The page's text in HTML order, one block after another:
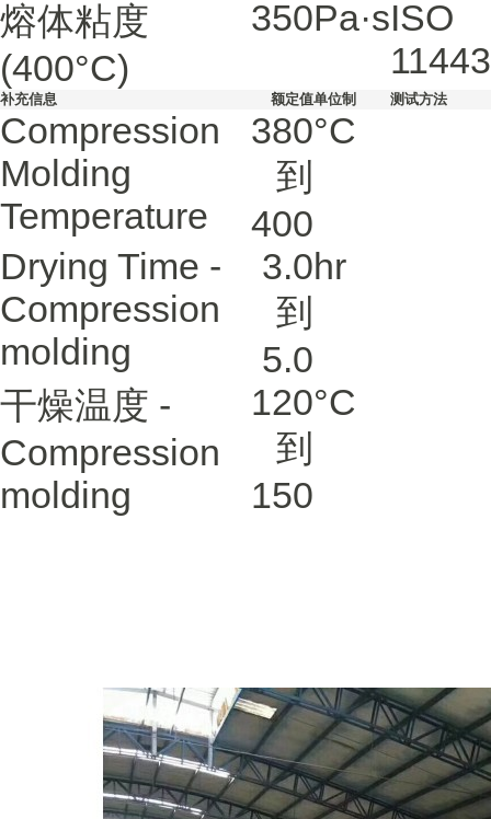
熔体粘度
(400°C)
350Pa·sISO
11443
补充信息 额定值单位制 测试方法
Compression
Molding
Temperature
380
到
400
°C
Drying Time -
Compression
molding
3.0
到
5.0
hr
干燥温度 -
Compression
molding
120
到
150
°C